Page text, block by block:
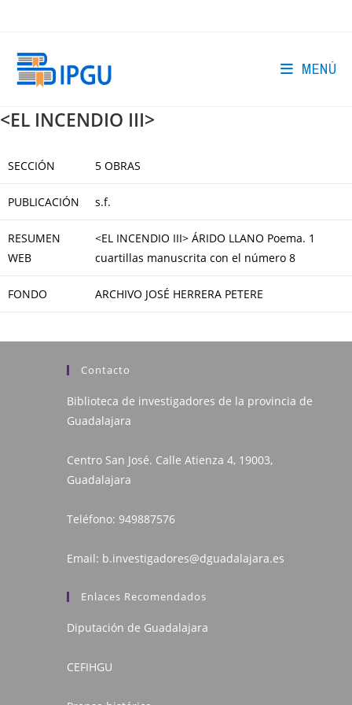
MENÚ
<EL INCENDIO III>
SECCIÓN 5 OBRAS
PUBLICACIÓN s.f.
RESUMEN
WEB
<EL INCENDIO III> ÁRIDO LLANO Poema. 1
cuartillas manuscrita con el número 8
FONDO ARCHIVO JOSÉ HERRERA PETERE
Contacto
Biblioteca de investigadores de la provincia de
Guadalajara
Centro San José. Calle Atienza 4, 19003,
Guadalajara
Teléfono: 949887576
Email: b.investigadores@dguadalajara.es
Enlaces Recomendados
Diputación de Guadalajara
CEFIHGU